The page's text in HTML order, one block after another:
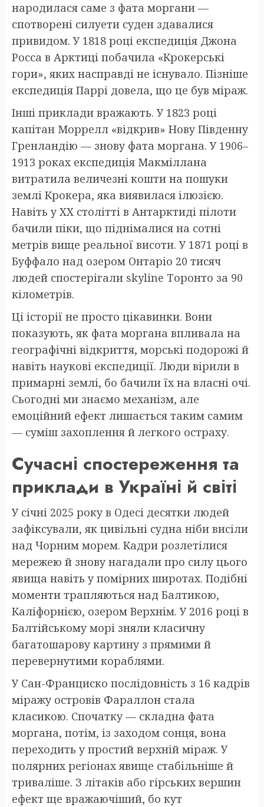
народилася саме з фата моргани —
спотворені силуети суден здавалися
привидом. У 1818 році експедиція Джона
Росса в Арктиці побачила «Крокерські
гори», яких насправді не існувало. Пізніше
експедиція Паррі довела, що це був міраж.
Інші приклади вражають. У 1823 році
капітан Моррелл «відкрив» Нову Південну
Гренландію — знову фата моргана. У 1906–
1913 роках експедиція Макміллана
витратила величезні кошти на пошуки
землі Крокера, яка виявилася ілюзією.
Навіть у XX столітті в Антарктиді пілоти
бачили піки, що піднімалися на сотні
метрів вище реальної висоти. У 1871 році в
Буффало над озером Онтаріо 20 тисяч
людей спостерігали skyline Торонто за 90
кілометрів.
Ці історії не просто цікавинки. Вони
показують, як фата моргана впливала на
географічні відкриття, морські подорожі й
навіть наукові експедиції. Люди вірили в
примарні землі, бо бачили їх на власні очі.
Сьогодні ми знаємо механізм, але
емоційний ефект лишається таким самим
— суміш захоплення й легкого остраху.
Сучасні спостереження та
приклади в Україні й світі
У січні 2025 року в Одесі десятки людей
зафіксували, як цивільні судна ніби висіли
над Чорним морем. Кадри розлетілися
мережею й знову нагадали про силу цього
явища навіть у помірних широтах. Подібні
моменти трапляються над Балтикою,
Каліфорнією, озером Верхнім. У 2016 році в
Балтійському морі зняли класичну
багатошарову картину з прямими й
перевернутими кораблями.
У Сан-Франциско послідовність з 16 кадрів
міражу островів Фараллон стала
класикою. Спочатку — складна фата
моргана, потім, із заходом сонця, вона
переходить у простий верхній міраж. У
полярних регіонах явище стабільніше й
триваліше. З літаків або гірських вершин
ефект ще вражаючіший, бо кут